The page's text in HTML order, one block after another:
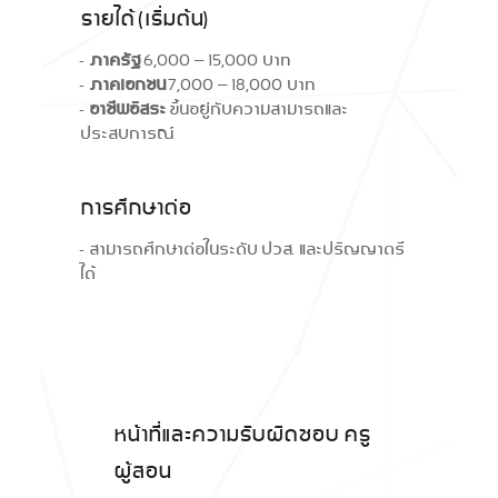
รายได้ (เริ่มต้น)
- ภาครัฐ6,000 – 15,000 บาท
- ภาคเอกชน7,000 – 18,000 บาท
- อาชีพอิสระขึ้นอยู่กับความสามารถและ
ประสบการณ์
การศึกษาต่อ
- สามารถศึกษาต่อในระดับ ปวส. และปริญญาตรี
ได้
หน้าที่และความรับผิดชอบ ครู
ผู้สอน